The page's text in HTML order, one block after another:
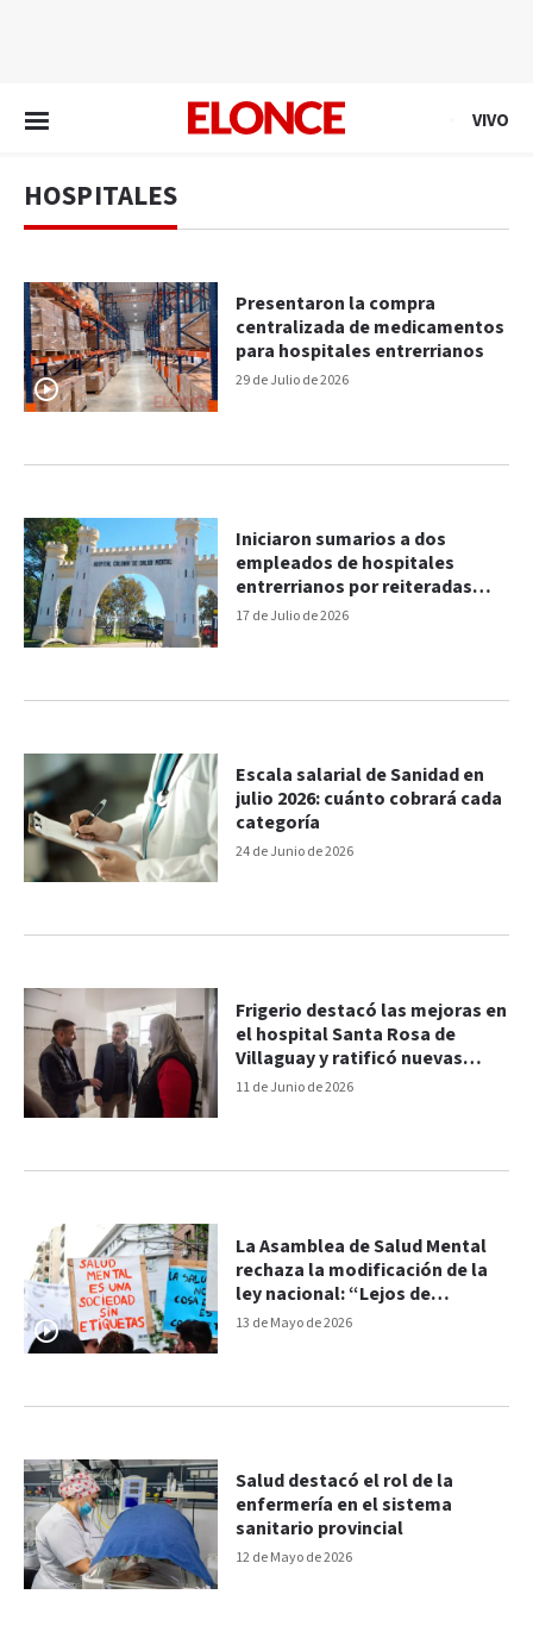
VIVO
HOSPITALES
29 de Julio de 2026
Presentaron la compra
centralizada de medicamentos
para hospitales entrerrianos
17 de Julio de 2026
Iniciaron sumarios a dos
empleados de hospitales
entrerrianos por reiteradas
inasistencias
24 de Junio de 2026
Escala salarial de Sanidad en
julio 2026: cuánto cobrará cada
categoría
11 de Junio de 2026
Frigerio destacó las mejoras en
el hospital Santa Rosa de
Villaguay y ratificó nuevas
inversiones en salud pública
13 de Mayo de 2026
La Asamblea de Salud Mental
rechaza la modificación de la
ley nacional: “Lejos de
resolver, la empeora”
12 de Mayo de 2026
Salud destacó el rol de la
enfermería en el sistema
sanitario provincial